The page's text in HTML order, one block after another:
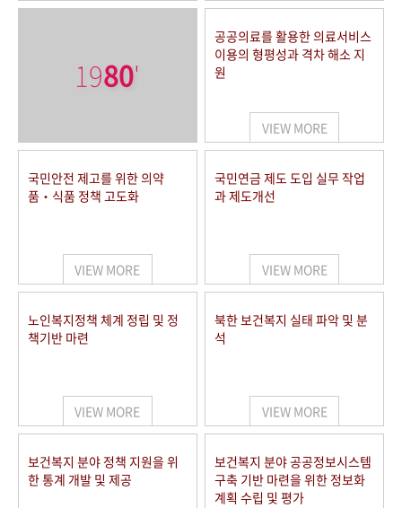
1980'
공공의료를 활용한 의료서비스
이용의 형평성과 격차 해소 지
원
VIEW MORE
국민안전 제고를 위한 의약
품‧식품 정책 고도화
VIEW MORE
국민연금 제도 도입 실무 작업
과 제도개선
VIEW MORE
노인복지정책 체계 정립 및 정
책기반 마련
VIEW MORE
북한 보건복지 실태 파악 및 분
석
VIEW MORE
보건복지 분야 정책 지원을 위
한 통계 개발 및 제공
보건복지 분야 공공정보시스템
구축 기반 마련을 위한 정보화
계획 수립 및 평가